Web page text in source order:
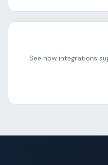
See how integrations